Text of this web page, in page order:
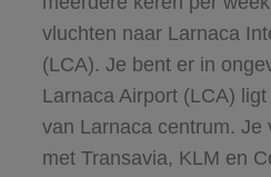
vluchten naar Larnaca
(LCA). Je bent er in
Larnaca Airport (LCA)
van Larnaca centrum. Je
met Transavia, KLM en